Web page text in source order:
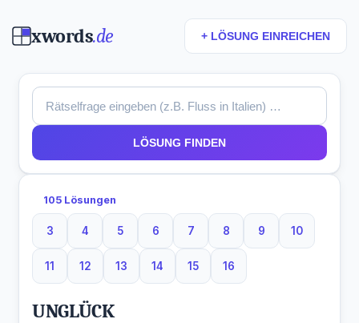
xwords.de + LÖSUNG EINREICHEN
LÖSUNG FINDEN
105 Lösungen
3
3 Buchstaben
4
4 Buchstaben
5
5 Buchstaben
6
6 Buchstaben
7
7 Buchstaben
8
8 Buchstaben
9
9 Buchstaben
10
10
11
11 Buchstaben
12
12 Buchstaben
13
13 Buchstaben
14
14 Buchstaben
15
15 Buchstaben
16
16 Buchstaben
UNGLÜCK